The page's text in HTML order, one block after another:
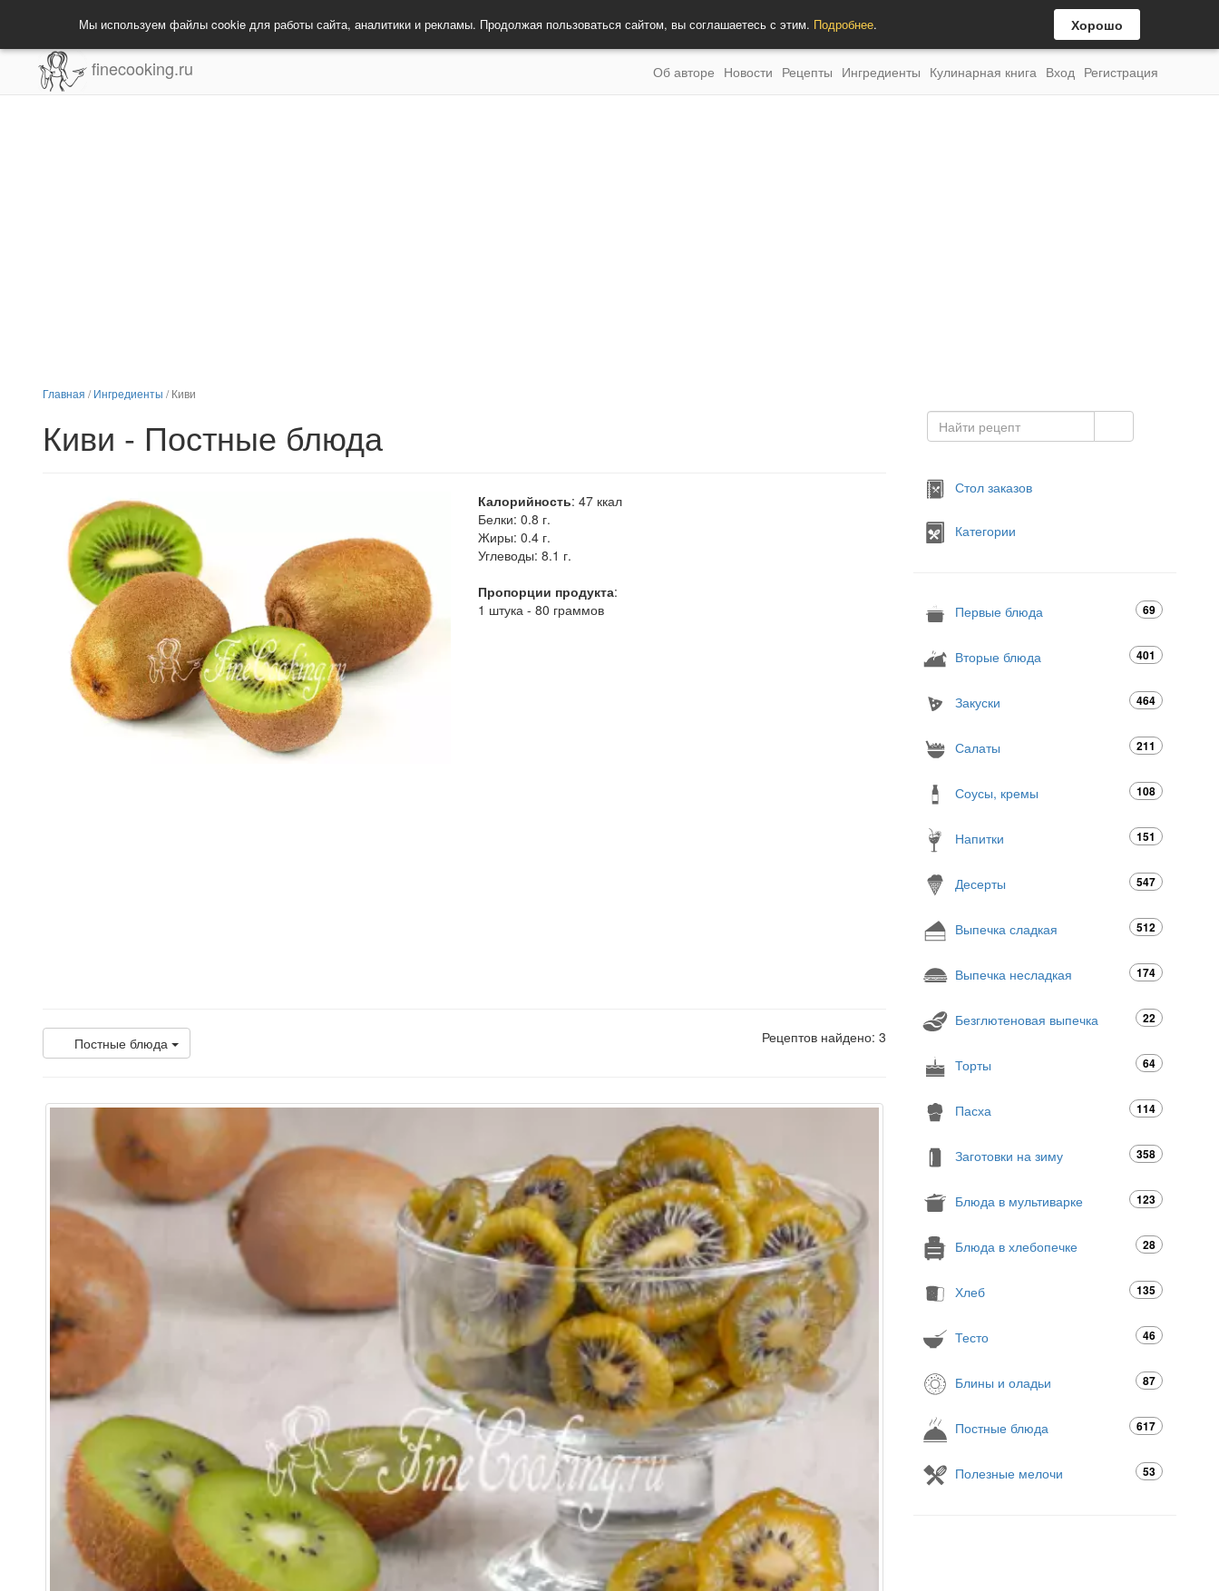
Мы используем файлы cookie для работы сайта, аналитики и рекламы. Продолжая пользоваться сайтом, вы соглашаетесь с этим. Подробнее. Хорошо
finecooking.ru Об авторе Новости Рецепты Ингредиенты Кулинарная книга Вход Регистрация
Главная /Ингредиенты /Киви
Киви - Постные блюда
Калорийность: 47 ккал
Белки: 0.8 г.
Жиры: 0.4 г.
Углеводы: 8.1 г.
Пропорции продукта:
1 штука - 80 граммов
Постные блюда Рецептов найдено: 3
Стол заказов
Категории
Первые блюда 69
Вторые блюда 401
Закуски 464
Салаты 211
Соусы, кремы 108
Напитки 151
Десерты 547
Выпечка сладкая 512
Выпечка несладкая 174
Безглютеновая выпечка 22
Торты 64
Пасха 114
Заготовки на зиму 358
Блюда в мультиварке 123
Блюда в хлебопечке 28
Хлеб 135
Тесто 46
Блины и оладьи 87
Постные блюда 617
Полезные мелочи 53